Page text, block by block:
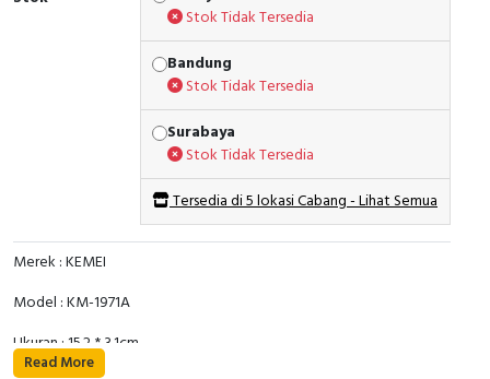
Stok Tidak Tersedia
Bandung
Stok Tidak Tersedia
Surabaya
Stok Tidak Tersedia
Tersedia di 5 lokasi Cabang - Lihat Semua
Merek : KEMEI
Model : KM-1971A
Ukuran : 15.2 * 3.1cm
Read More